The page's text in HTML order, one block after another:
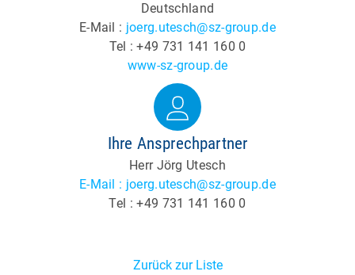
Deutschland
E-Mail : joerg.utesch@sz-group.de
Tel : +49 731 141 160 0
www-sz-group.de
Ihre Ansprechpartner
Herr Jörg Utesch
E-Mail : joerg.utesch@sz-group.de
Tel : +49 731 141 160 0
Zurück zur Liste